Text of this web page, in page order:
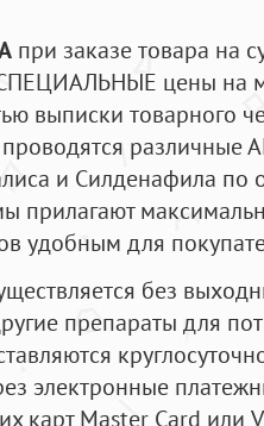
при заказе товара на
цены на
выписки товарного
проводятся
и Силденафила по
прилагают
удобным для
без
препараты для
электронные
карт Master Card или